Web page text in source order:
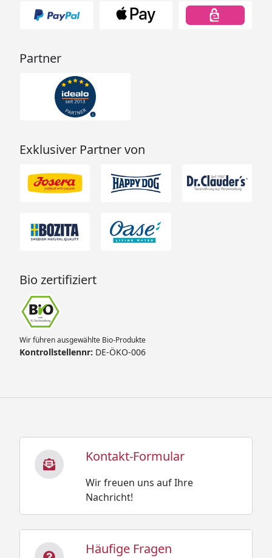
Partner
Exklusiver Partner von
Bio zertifiziert
Wir führen ausgewählte Bio-Produkte
Kontrollstellennr: DE-ÖKO-006
Kontakt-Formular
Wir freuen uns auf Ihre
Nachricht!
Häufige Fragen